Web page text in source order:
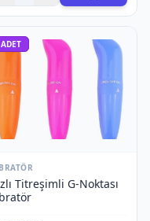
ADET
Titreşimli G-Noktası